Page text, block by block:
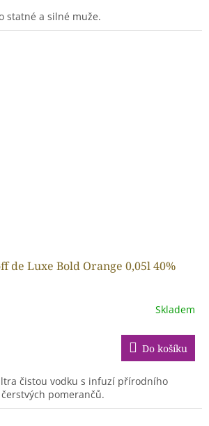
statné a silné muže.
de Luxe Bold Orange 0,05l 40%
Skladem
Do košíku
čistou vodku s infuzí přírodního
pomerančů.